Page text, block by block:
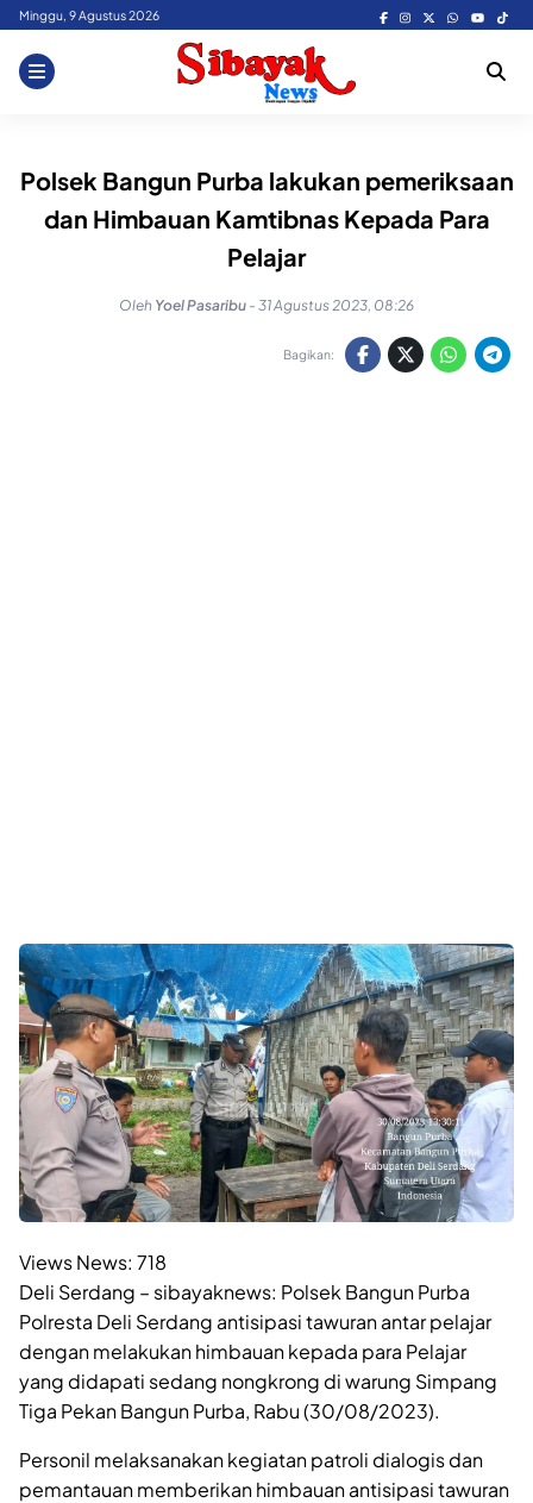
Skip
content
Minggu, 9 Agustus 2026
Polsek Bangun Purba lakukan pemeriksaan
dan Himbauan Kamtibnas Kepada Para
Pelajar
Oleh Yoel Pasaribu - 31 Agustus 2023, 08:26
Bagikan:
Views News: 718
Deli Serdang – sibayaknews: Polsek Bangun Purba
Polresta Deli Serdang antisipasi tawuran antar pelajar
dengan melakukan himbauan kepada para Pelajar
yang didapati sedang nongkrong di warung Simpang
Tiga Pekan Bangun Purba, Rabu (30/08/2023).
Personil melaksanakan kegiatan patroli dialogis dan
pemantauan memberikan himbauan antisipasi tawuran